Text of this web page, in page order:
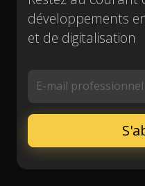
développements
et de digitalisation
E-mail professionnel